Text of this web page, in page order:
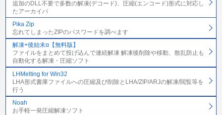
追加のDLL不要で多数の解凍(デコード)、圧縮(エンコード)形式に対応し
たアーカイバ
Pika Zip
忘れてしまったZIPのパスワードを調べます
解凍+後始末α【無料版】
ファイルをまとめて投げ込んで連続解凍 解凍後削除や移動、散乱防止も
自動化する解凍・圧縮ソフト
LHMelting for Win32
LHA形式書庫ファイルへの圧縮及び削除とLHA/ZIP/ARJの解凍/閲覧等を
行う
Noah
お手軽一発圧縮解凍ソフト